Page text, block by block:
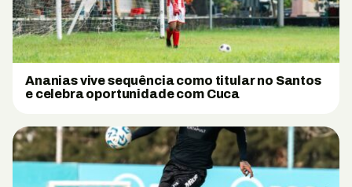
Ananias vive sequência como titular no Santos
e celebra oportunidade com Cuca